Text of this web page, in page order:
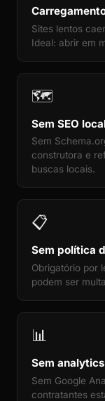
Sites lentos
Ideal: abrir em
🗺️
Sem SEO
Sem
construtora e
buscas locais.
📋
Sem política
Obrigatório por
podem ser
📊
Sem
Sem Google
contratantes